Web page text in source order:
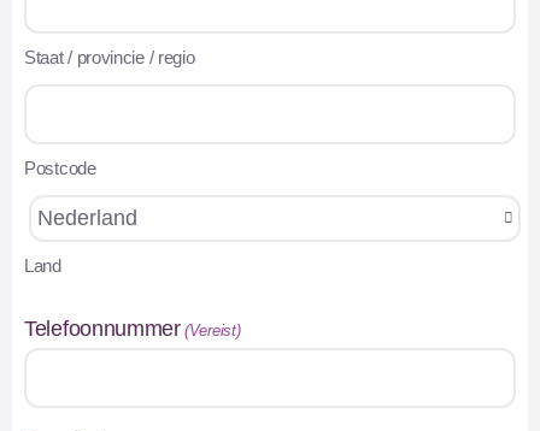
Staat / provincie / regio
Postcode
Land
Telefoonnummer (Vereist)